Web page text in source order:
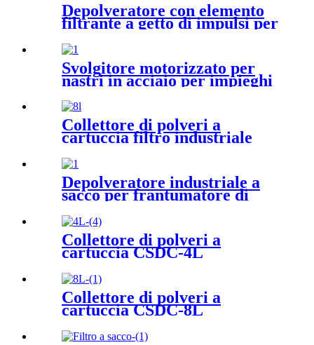
Depolveratore con elemento
filtrante a getto di impulsi per
la lavorazione di alimenti e
farmaci
Svolgitore motorizzato per
nastri in acciaio per impieghi
gravosi con braccio pressa
Collettore di polveri a
cartuccia filtro industriale
pressione
Depolveratore industriale a
sacco per frantumatore di
Collettore di polveri a
cartuccia CSDC-4L
Collettore di polveri a
cartuccia CSDC-8L